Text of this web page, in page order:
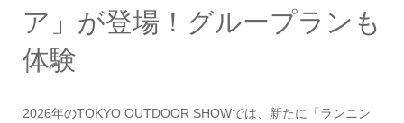
ア」が登場！グループランも
体験
2026年のTOKYO OUTDOOR SHOWでは、新たに「ランニン